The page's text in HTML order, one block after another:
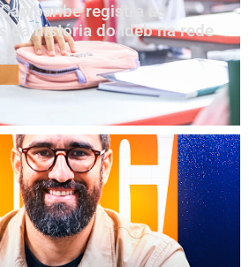
registra as
da história do Ideb na rede